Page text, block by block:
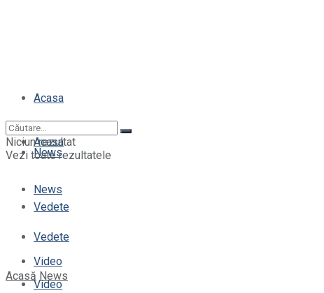
Acasa
News
Vedete
Video
Acasa
News
Vedete
Video
Niciun rezultat
Vezi toate rezultatele
Acasă News